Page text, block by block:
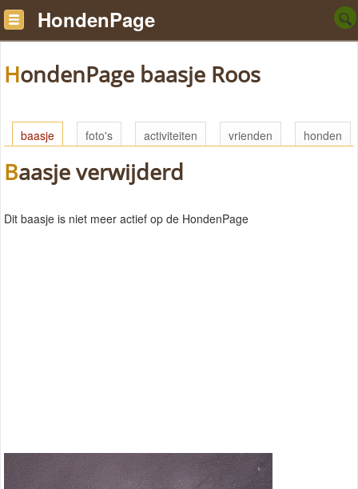
HondenPage
HondenPage baasje Roos
baasje foto's activiteiten vrienden honden
Baasje verwijderd
Dit baasje is niet meer actief op de HondenPage